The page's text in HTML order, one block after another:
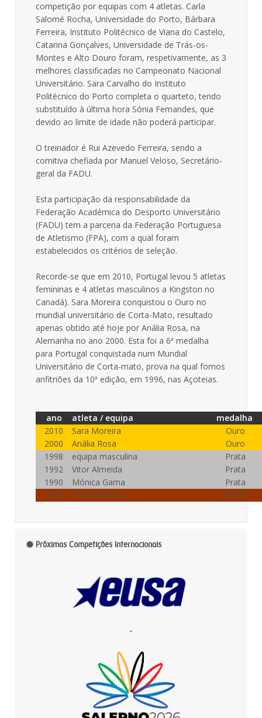
competição por equipas com 4 atletas. Carla
Salomé Rocha, Universidade do Porto, Bárbara
Ferreira, Instituto Politécnico de Viana do Castelo,
Catarina Gonçalves, Universidade de Trás-os-
Montes e Alto Douro foram, respetivamente, as 3
melhores classificadas no Campeonato Nacional
Universitário. Sara Carvalho do Instituto
Politécnico do Porto completa o quarteto, tendo
substituído à última hora Sónia Fernandes, que
devido ao limite de idade não poderá participar.
O treinador é Rui Azevedo Ferreira, sendo a
comitiva chefiada por Manuel Veloso, Secretário-
geral da FADU.
Esta participação da responsabilidade da
Federação Académica do Desporto Universitário
(FADU) tem a parceria da Federação Portuguesa
de Atletismo (FPA), com a qual foram
estabelecidos os critérios de seleção.
Recorde-se que em 2010, Portugal levou 5 atletas
femininas e 4 atletas masculinos a Kingston no
Canadá). Sara Moreira conquistou o Ouro no
mundial universitário de Corta-Mato, resultado
apenas obtido até hoje por Anália Rosa, na
Alemanha no ano 2000. Esta foi a 6ª medalha
para Portugal conquistada num Mundial
Universitário de Corta-mato, prova na qual fomos
anfitriões da 10ª edição, em 1996, nas Açoteias.
ano atleta / equipa
medalha
2010
Sara Moreira
Ouro
2000
Anália Rosa
Ouro
1998
equipa masculina
Prata
1992
Vitor Almeida
Prata
1990
Mónica Gama
Prata
2002
Inês Monteiro Bronze
Próximas Competições Internacionais
-